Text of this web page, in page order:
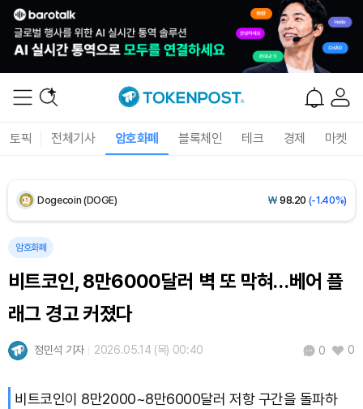
토픽 전체기사 암호화폐 블록체인 테크 경제 마켓
XRP (XRP) ₩1,473(-2.60%)
Dogecoin (DOGE) ₩ 98.20 (-1.40%)
Bitcoin (BTC)
암호화폐
비트코인, 8만6000달러 벽 또 막혀…베어 플
래그 경고 커졌다
정민석 기자 2026.05.14 (목) 00:40 0 0
비트코인이 8만2000~8만6000달러 저항 구간을 돌파하